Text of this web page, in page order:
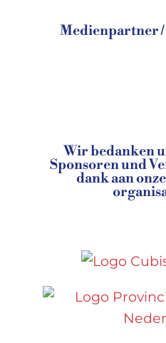
Medienpartner
Wir bedanken
Sponsoren und
dank aan